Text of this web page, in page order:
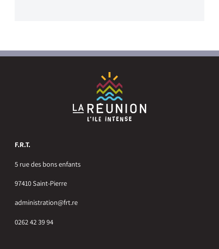
F.R.T.
5 rue des bons enfants
97410 Saint-Pierre
administration@frt.re
0262 42 39 94